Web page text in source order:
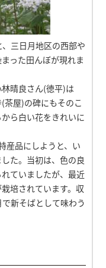
三日月地区の西部や
った田んぼが現れま
晴良さん(徳平)は
茶屋)の碑にもそのこ
ら白い花をきれいに
産品にしようと、い
た。当初は、色の良
ていましたが、最近
培されています。収
新そばとして味わう